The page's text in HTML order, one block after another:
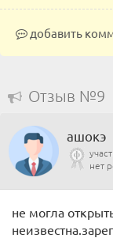
добавить
Отзыв №9
ашокэ
нет
не могла